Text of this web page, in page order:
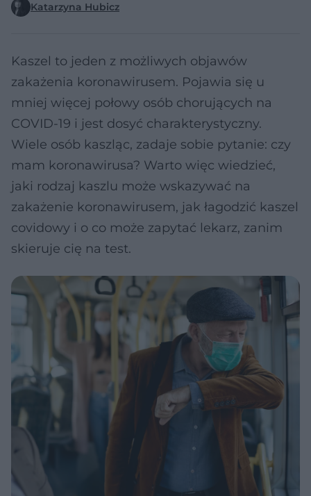
Katarzyna Hubicz
Kaszel to jeden z możliwych objawów
zakażenia koronawirusem. Pojawia się u
mniej więcej połowy osób chorujących na
COVID-19 i jest dosyć charakterystyczny.
Wiele osób kaszląc, zadaje sobie pytanie: czy
mam koronawirusa? Warto więc wiedzieć,
jaki rodzaj kaszlu może wskazywać na
zakażenie koronawirusem, jak łagodzić kaszel
covidowy i o co może zapytać lekarz, zanim
skieruje cię na test.